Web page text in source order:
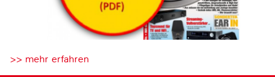
>> mehr erfahren